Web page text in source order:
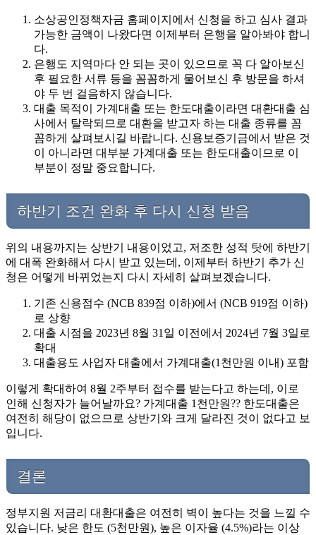
소상공인정책자금 홈페이지에서 신청을 하고 심사 결과
가능한 금액이 나왔다면 이제부터 은행을 알아봐야 합니
다.
은행도 지역마다 안 되는 곳이 있으므로 꼭 다 알아보신
후 필요한 서류 등을 꼼꼼하게 물어보신 후 방문을 하셔
야 두 번 걸음하지 않습니다.
대출 목적이 가계대출 또는 한도대출이라면 대환대출 심
사에서 탈락되므로 대환을 받고자 하는 대출 종류를 꼼
꼼하게 살펴보시길 바랍니다. 신용보증기금에서 받은 것
이 아니라면 대부분 가계대출 또는 한도대출이므로 이
부분이 정말 중요합니다.
하반기 조건 완화 후 다시 신청 받음
위의 내용까지는 상반기 내용이었고, 저조한 성적 탓에 하반기
에 대폭 완화해서 다시 받고 있는데, 이제부터 하반기 추가 신
청은 어떻게 바뀌었는지 다시 자세히 살펴보겠습니다.
기존 신용점수 (NCB 839점 이하)에서 (NCB 919점 이하)
로 상향
대출 시점을 2023년 8월 31일 이전에서 2024년 7월 3일로
확대
대출용도 사업자 대출에서 가계대출(1천만원 이내) 포함
이렇게 확대하여 8월 2주부터 접수를 받는다고 하는데, 이로
인해 신청자가 늘어날까요? 가계대출 1천만원?? 한도대출은
여전히 해당이 없으므로 상반기와 크게 달라진 것이 없다고 보
입니다.
결론
정부지원 저금리 대환대출은 여전히 벽이 높다는 것을 느낄 수
있습니다. 낮은 한도 (5천만원), 높은 이자율 (4.5%)라는 이상